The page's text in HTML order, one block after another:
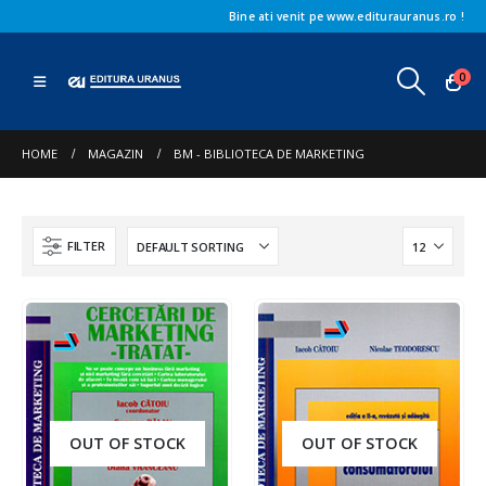
Bine ati venit pe www.editurauranus.ro !
0
HOME MAGAZIN BM - BIBLIOTECA DE MARKETING
FILTER
OUT OF STOCK OUT OF STOCK